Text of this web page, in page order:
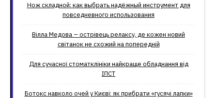
Нож складной: как выбрать надёжный инструмент для
повседневного использования
Вілла Медова – острівець релаксу, де кожен новий
світанок не схожий на попередній
Для сучасної стоматклініки найкраще обладнання від
ІПСТ
Ботокс навколо очей у Києві: як прибрати «гусячі лапки»